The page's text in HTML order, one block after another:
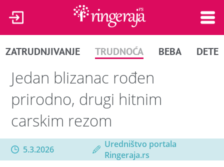
ZATRUDNJIVANJE TRUDNOĆA BEBA DETE
Jedan blizanac rođen
prirodno, drugi hitnim
carskim rezom
5.3.2026
Uredništvo portala
Ringeraja.rs